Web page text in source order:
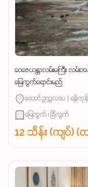
ဝေဇေယန္တာလမ်းမကြီး လမ်
မြေကွက်ရောင်းမည်
တောင်ဥက္ကလာပ | ရန်ကု
မြေကွက် ၊ ခြံကွက်
12 သိန်း (ကျပ်) (